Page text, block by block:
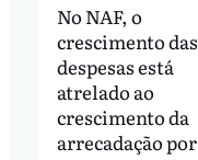
No NAF, o
crescimento das
despesas está
atrelado ao
crescimento da
arrecadação por